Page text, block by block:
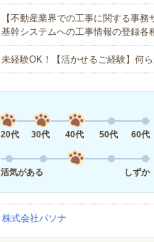
【不動産業界での工事に関する事
基幹システムへの工事情報の登録
未経験OK！【活かせるご経験】何
20代
30代 40代 50代 60代
活気がある
しずか
株式会社パソナ